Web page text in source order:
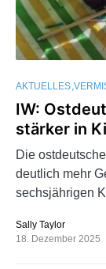
AKTUELLES
IW:
stärker in
Die
deutlich mehr
sechsjährigen
Sally Taylor
18. Dezember 2025